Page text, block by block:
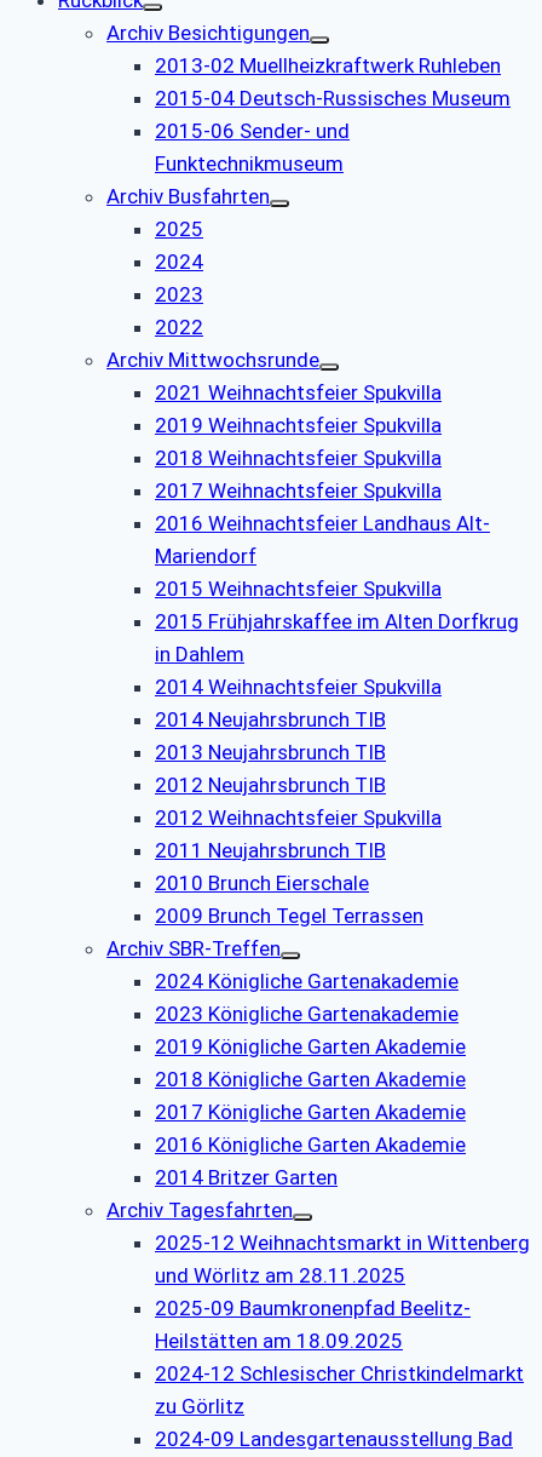
Archiv Besichtigungen
2013-02 Muellheizkraftwerk Ruhleben
2015-04 Deutsch-Russisches Museum
2015-06 Sender- und
Funktechnikmuseum
Archiv Busfahrten
2025
2024
2023
2022
Archiv Mittwochsrunde
2021 Weihnachtsfeier Spukvilla
2019 Weihnachtsfeier Spukvilla
2018 Weihnachtsfeier Spukvilla
2017 Weihnachtsfeier Spukvilla
2016 Weihnachtsfeier Landhaus Alt-
Mariendorf
2015 Weihnachtsfeier Spukvilla
2015 Frühjahrskaffee im Alten Dorfkrug
in Dahlem
2014 Weihnachtsfeier Spukvilla
2014 Neujahrsbrunch TIB
2013 Neujahrsbrunch TIB
2012 Neujahrsbrunch TIB
2012 Weihnachtsfeier Spukvilla
2011 Neujahrsbrunch TIB
2010 Brunch Eierschale
2009 Brunch Tegel Terrassen
Archiv SBR-Treffen
2024 Königliche Gartenakademie
2023 Königliche Gartenakademie
2019 Königliche Garten Akademie
2018 Königliche Garten Akademie
2017 Königliche Garten Akademie
2016 Königliche Garten Akademie
2014 Britzer Garten
Archiv Tagesfahrten
2025-12 Weihnachtsmarkt in Wittenberg
und Wörlitz am 28.11.2025
2025-09 Baumkronenpfad Beelitz-
Heilstätten am 18.09.2025
2024-12 Schlesischer Christkindelmarkt
zu Görlitz
2024-09 Landesgartenausstellung Bad